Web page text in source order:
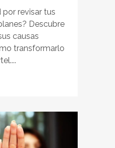
por revisar tus
Descubre
causas
transformarlo